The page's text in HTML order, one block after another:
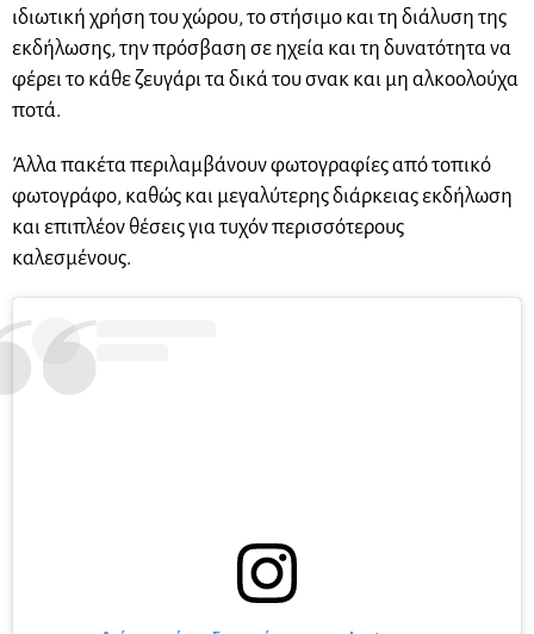
ιδιωτική χρήση του χώρου, το στήσιμο και τη διάλυση της
εκδήλωσης, την πρόσβαση σε ηχεία και τη δυνατότητα να
φέρει το κάθε ζευγάρι τα δικά του σνακ και μη αλκοολούχα
ποτά.
Άλλα πακέτα περιλαμβάνουν φωτογραφίες από τοπικό
φωτογράφο, καθώς και μεγαλύτερης διάρκειας εκδήλωση
και επιπλέον θέσεις για τυχόν περισσότερους
καλεσμένους.